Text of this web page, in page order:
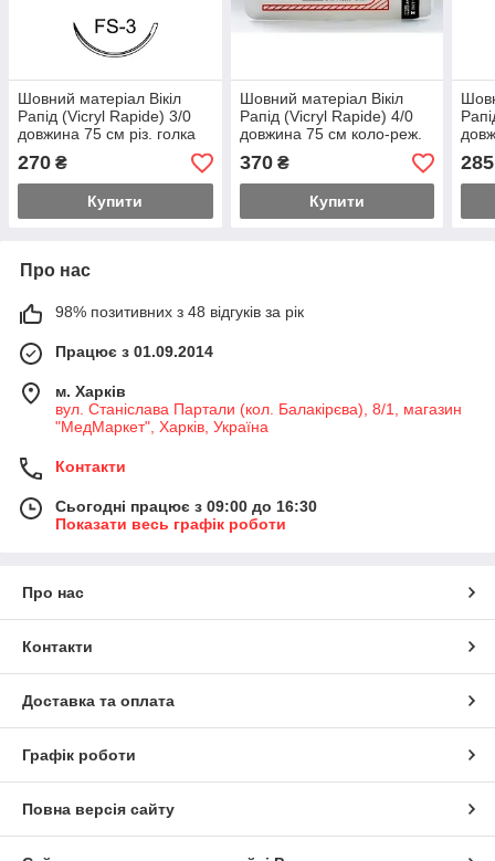
Шовний матеріал Вікіл
Рапід (Vicryl Rapide) 3/0
довжина 75 см різ. голка
270 ₴
Купити
Шовний матеріал Вікіл
Рапід (Vicryl Rapide) 4/0
довжина 75 см коло-реж.
W9928
370₴
Купити
285
Про нас
98% позитивних з 48 відгуків за рік
Працює з 01.09.2014
м. Харків
вул. Станіслава Партали (кол. Балакірєва), 8/1, магазин
"МедМаркет", Харків, Україна
Контакти
Сьогодні працює з 09:00 до 16:30
Показати весь графік роботи
Про нас
Контакти
Доставка та оплата
Графік роботи
Повна версія сайту